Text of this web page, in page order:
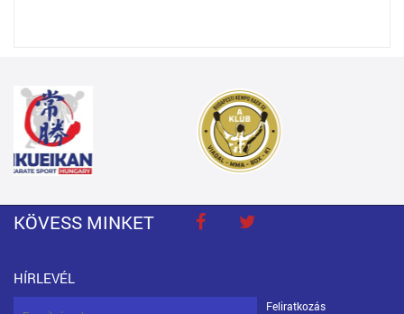
KÖVESS MINKET
HÍRLEVÉL
Feliratkozás